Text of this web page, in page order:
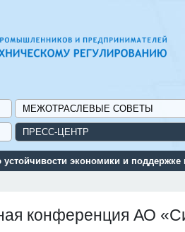
МЕЖОТРАСЛЕВЫЕ СОВЕТЫ
ПРЕСС-ЦЕНТР
экономики и поддержке
конференция АО